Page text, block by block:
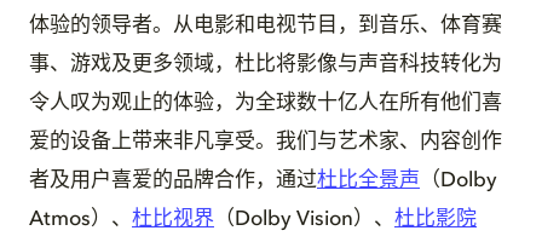
体验的领导者。从电影和电视节目，到音乐、体育赛
事、游戏及更多领域，杜比将影像与声音科技转化为
令人叹为观止的体验，为全球数十亿人在所有他们喜
爱的设备上带来非凡享受。我们与艺术家、内容创作
者及用户喜爱的品牌合作，通过杜比全景声
（Dolby
Atmos）、 杜比视界 （Dolby Vision）、 杜比影院